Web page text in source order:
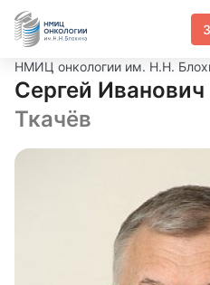
НМИЦ онкологии им. Н.Н.
Сергей Иванович
Ткачёв